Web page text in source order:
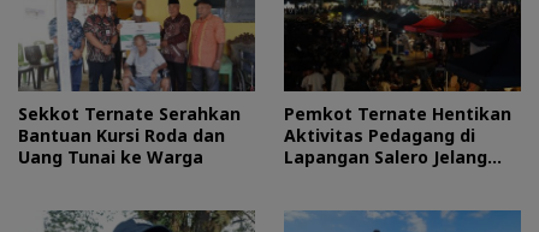
Sekkot Ternate Serahkan
Bantuan Kursi Roda dan
Uang Tunai ke Warga
Pemkot Ternate Hentikan
Aktivitas Pedagang di
Lapangan Salero Jelang